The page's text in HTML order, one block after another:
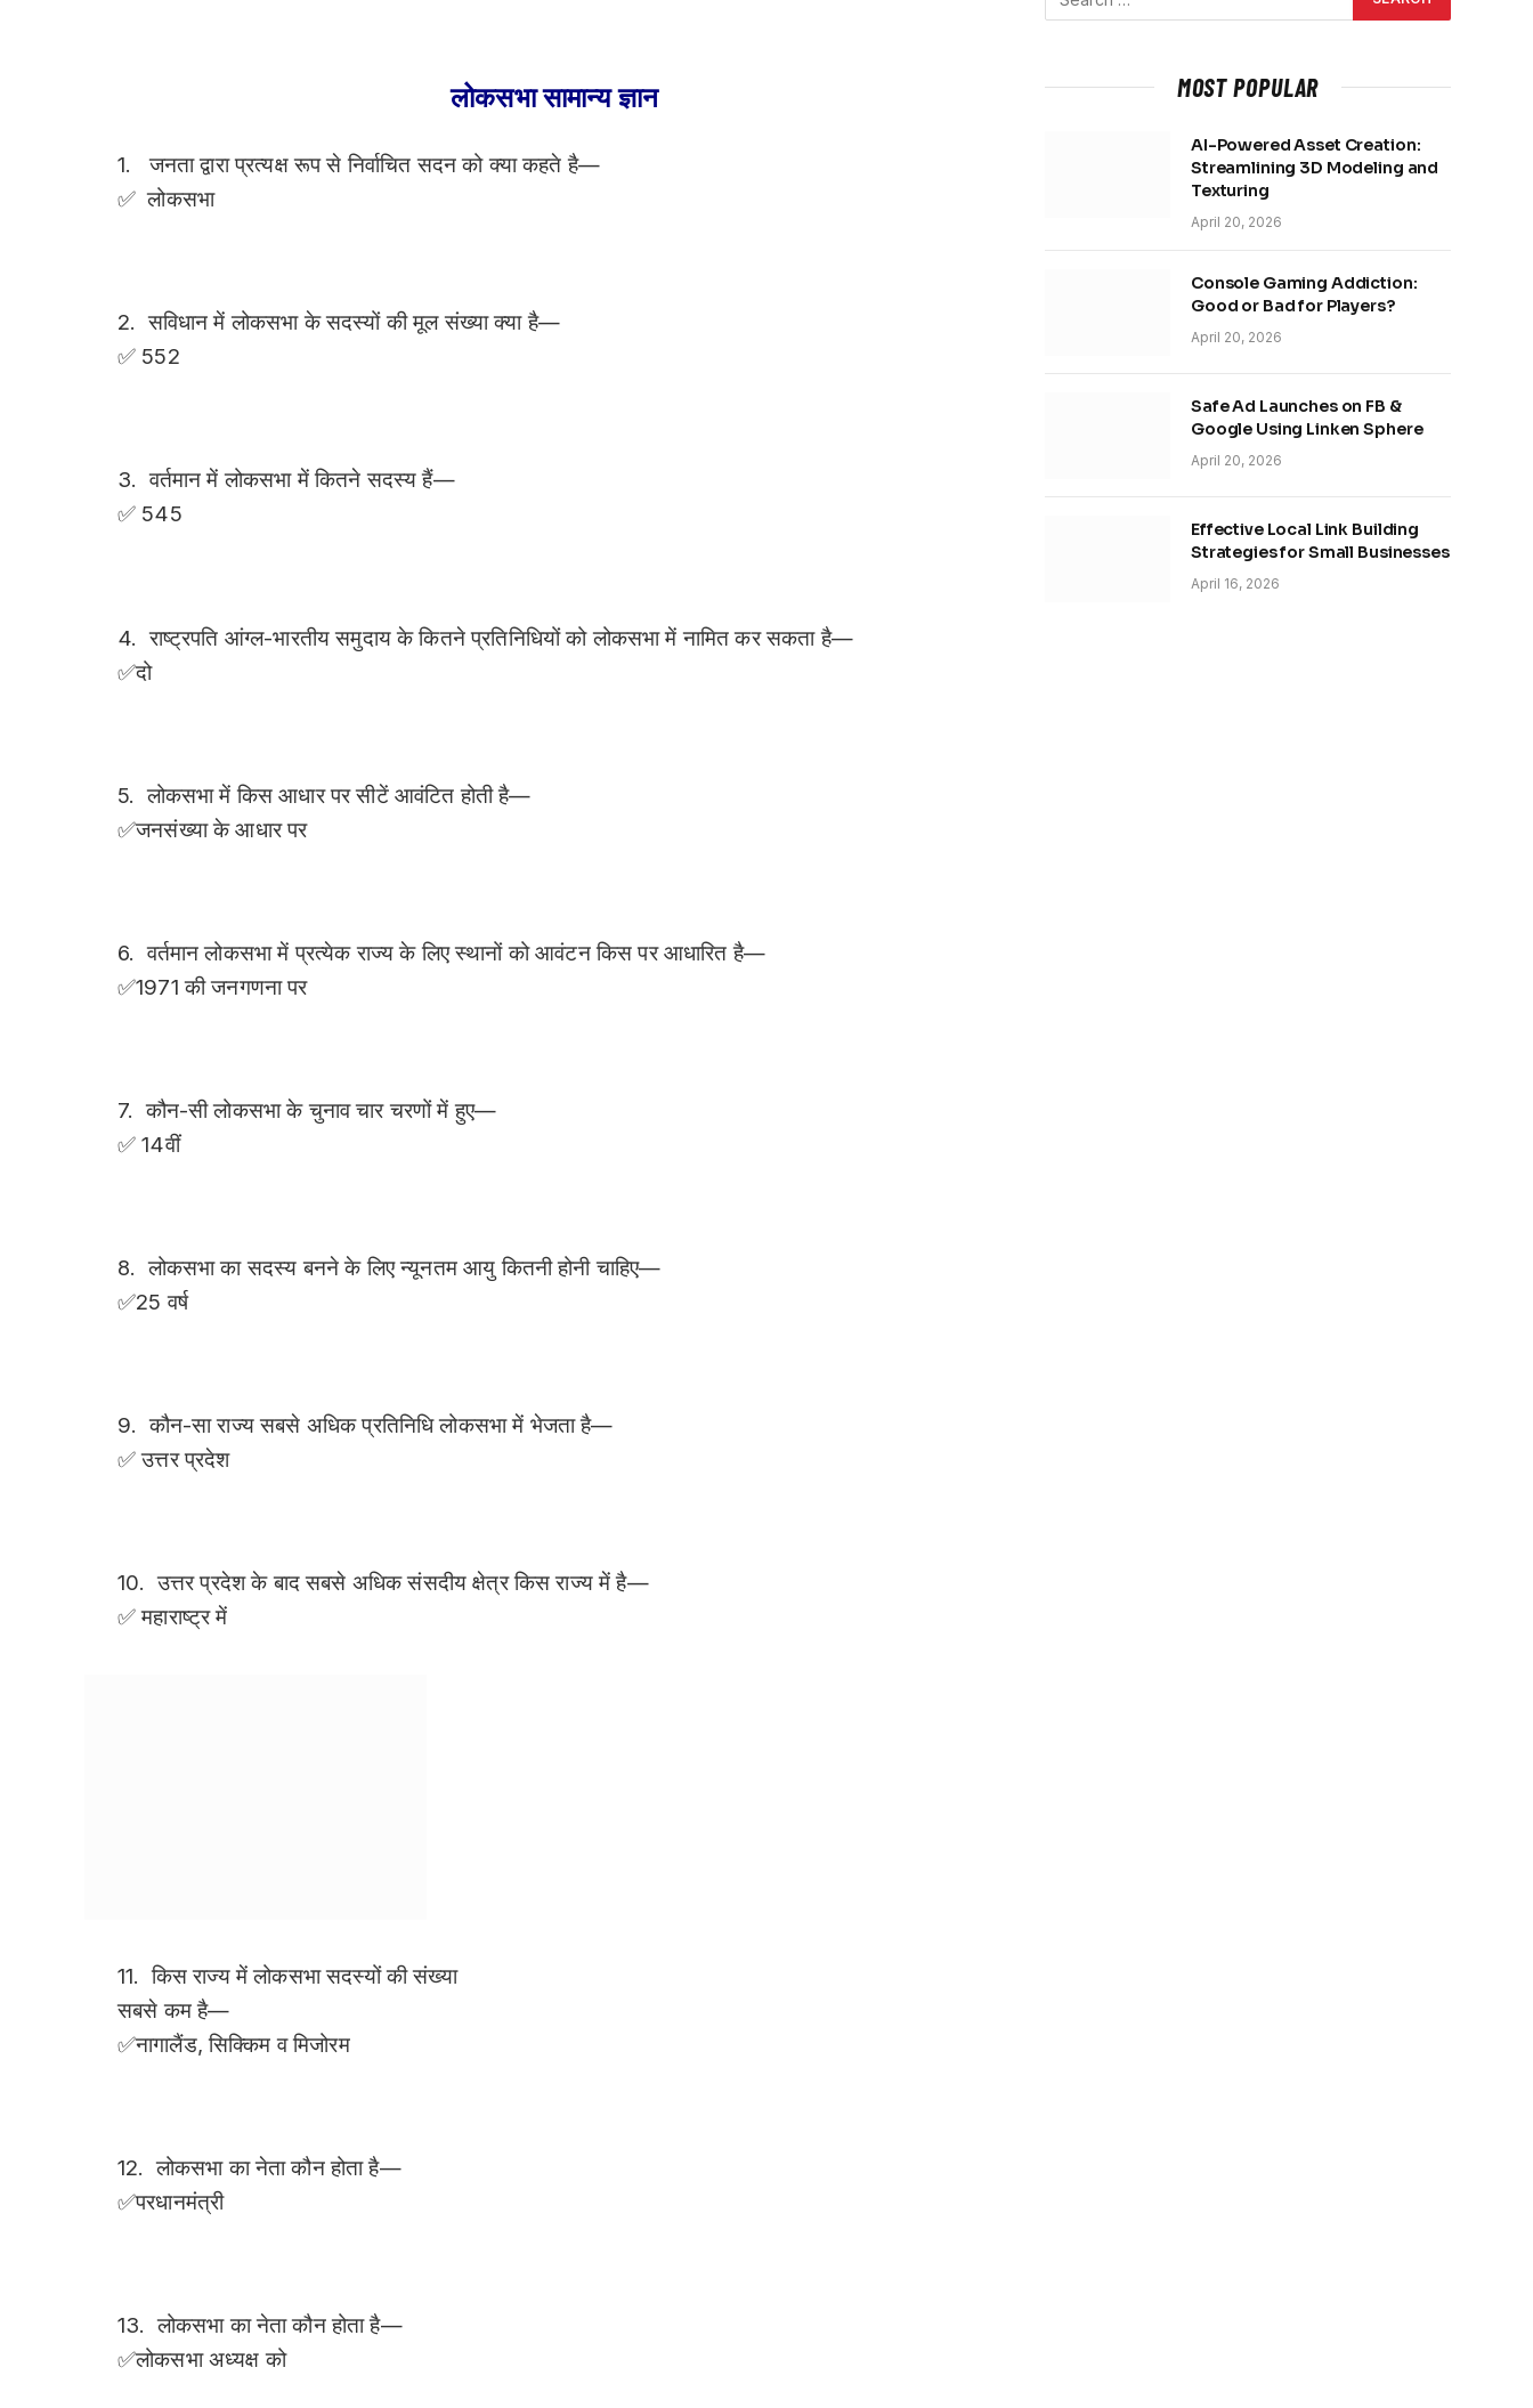
लोकसभा सामान्य ज्ञान
1. जनता द्वारा प्रत्यक्ष रूप से निर्वाचित सदन को क्या कहते है—
✅ लोकसभा
2. सविधान में लोकसभा के सदस्यों की मूल संख्या क्या है—
✅ 552
3. वर्तमान में लोकसभा में कितने सदस्य हैं—
✅ 545
4. राष्ट्रपति आंग्ल-भारतीय समुदाय के कितने प्रतिनिधियों को लोकसभा में नामित कर सकता है—
✅दो
5. लोकसभा में किस आधार पर सीटें आवंटित होती है—
✅जनसंख्या के आधार पर
6. वर्तमान लोकसभा में प्रत्येक राज्य के लिए स्थानों को आवंटन किस पर आधारित है—
✅1971 की जनगणना पर
7. कौन-सी लोकसभा के चुनाव चार चरणों में हुए—
✅ 14वीं
8. लोकसभा का सदस्य बनने के लिए न्यूनतम आयु कितनी होनी चाहिए—
✅25 वर्ष
9. कौन-सा राज्य सबसे अधिक प्रतिनिधि लोकसभा में भेजता है—
✅ उत्तर प्रदेश
10. उत्तर प्रदेश के बाद सबसे अधिक संसदीय क्षेत्र किस राज्य में है—
✅ महाराष्ट्र में
✅परधानमंत्री
MOST POPULAR
AI-Powered Asset Creation:
Streamlining 3D Modeling and
Texturing
April 20, 2026
Console Gaming Addiction:
Good or Bad for Players?
April 20, 2026
Safe Ad Launches on FB &
Google Using Linken Sphere
April 20, 2026
Effective Local Link Building
Strategies for Small Businesses
April 16, 2026